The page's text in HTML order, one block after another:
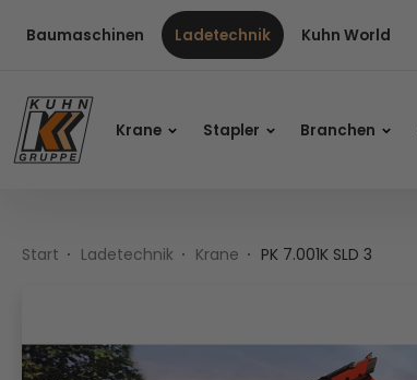
Inhaltsverzeichnis
Hauptnavigation
Baumaschinen Ladetechnik Kuhn World
Krane Stapler Branchen
Start Ladetechnik Krane PK 7.001K SLD 3